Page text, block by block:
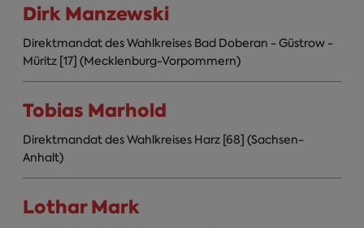
Dirk Manzewski
Direktmandat des Wahlkreises Bad Doberan - Güstrow -
Müritz [17] (Mecklenburg-Vorpommern)
Tobias Marhold
Direktmandat des Wahlkreises Harz [68] (Sachsen-
Anhalt)
Lothar Mark